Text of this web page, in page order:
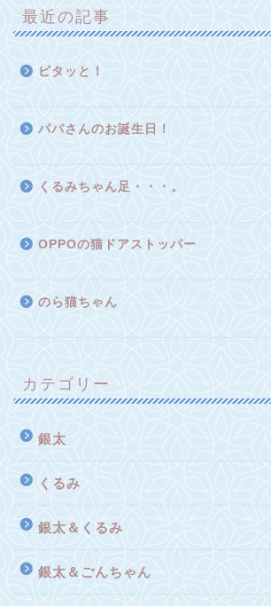
最近の記事
ピタッと！
パパさんのお誕生日！
くるみちゃん足・・・。
OPPOの猫ドアストッパー
のら猫ちゃん
カテゴリー
銀太
くるみ
銀太＆くるみ
銀太＆ごんちゃん